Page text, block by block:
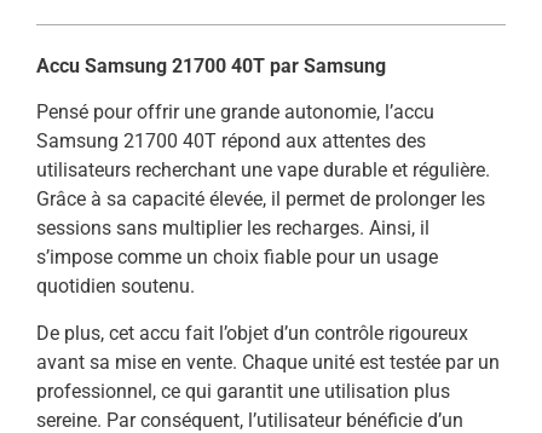
Accu Samsung 21700 40T par Samsung
Pensé pour offrir une grande autonomie, l’accu
Samsung 21700 40T répond aux attentes des
utilisateurs recherchant une vape durable et régulière.
Grâce à sa capacité élevée, il permet de prolonger les
sessions sans multiplier les recharges. Ainsi, il
s’impose comme un choix fiable pour un usage
quotidien soutenu.
De plus, cet accu fait l’objet d’un contrôle rigoureux
avant sa mise en vente. Chaque unité est testée par un
professionnel, ce qui garantit une utilisation plus
sereine. Par conséquent, l’utilisateur bénéficie d’un